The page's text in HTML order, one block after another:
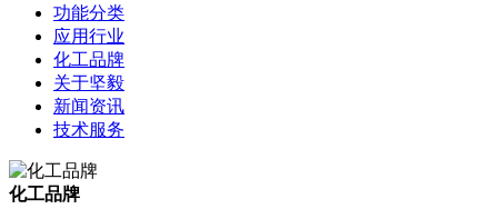
功能分类
应用行业
化工品牌
关于坚毅
新闻资讯
技术服务
化工品牌